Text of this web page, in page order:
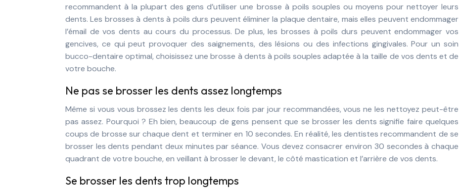
recommandent à la plupart des gens d’utiliser une brosse à poils souples ou moyens pour nettoyer leurs
dents. Les brosses à dents à poils durs peuvent éliminer la plaque dentaire, mais elles peuvent endommager
l’émail de vos dents au cours du processus. De plus, les brosses à poils durs peuvent endommager vos
gencives, ce qui peut provoquer des saignements, des lésions ou des infections gingivales. Pour un soin
bucco-dentaire optimal, choisissez une brosse à dents à poils souples adaptée à la taille de vos dents et de
votre bouche.
Ne pas se brosser les dents assez longtemps
Même si vous vous brossez les dents les deux fois par jour recommandées, vous ne les nettoyez peut-être
pas assez. Pourquoi ? Eh bien, beaucoup de gens pensent que se brosser les dents signifie faire quelques
coups de brosse sur chaque dent et terminer en 10 secondes. En réalité, les dentistes recommandent de se
brosser les dents pendant deux minutes par séance. Vous devez consacrer environ 30 secondes à chaque
quadrant de votre bouche, en veillant à brosser le devant, le côté mastication et l’arrière de vos dents.
Se brosser les dents trop longtemps